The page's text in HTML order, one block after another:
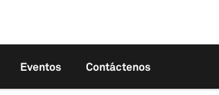
Eventos Contáctenos